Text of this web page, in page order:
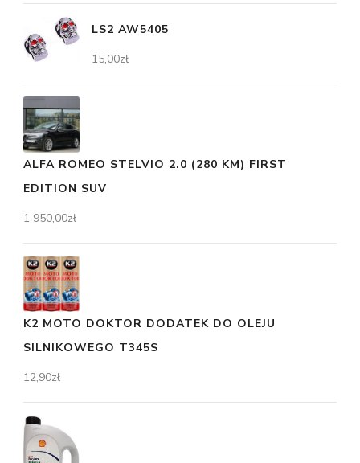
LS2 AW5405
15,00zł
ALFA ROMEO STELVIO 2.0 (280 KM) FIRST
EDITION SUV
1 950,00zł
K2 MOTO DOKTOR DODATEK DO OLEJU
SILNIKOWEGO T345S
12,90zł